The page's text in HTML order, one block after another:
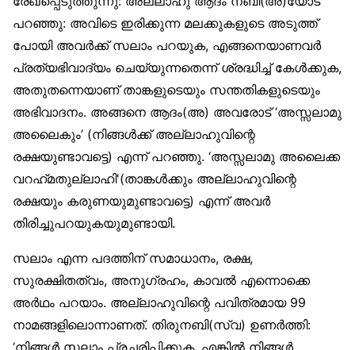
പറഞ്ഞു: അവിടെ ഇരിക്കുന്ന മലക്കുകളുടെ അടുത്ത്
പോയി അവർക്ക് സലാം പറയുക, എങ്ങനെയാണവർ
പ്രത്യഭിവാദ്യം ചെയ്യുന്നതെന്ന് ശ്രദ്ധിച്ച് കേൾക്കുക,
അതുതന്നെയാണ് താങ്കളുടെയും സന്തതികളുടെയും
അഭിവാദനം. അങ്ങനെ ആദം(അ) അവരോട് ‘അസ്സലാമു
അലൈകും’ (നിങ്ങൾക്ക് അല്ലാഹുവിന്റെ
രക്ഷയുണ്ടാവട്ടെ) എന്ന് പറഞ്ഞു. ‘അസ്സലാമു അലൈക്ക
വറഹ്‌മതുല്ലാഹി'(താങ്കൾക്കും അല്ലാഹുവിന്റെ
രക്ഷയും കരുണയുമുണ്ടാവട്ടെ) എന്ന് അവർ
തിരിച്ചുപറയുകയുമുണ്ടായി.
സലാം എന്ന പദത്തിന് സമാധാനം, രക്ഷ,
സുരക്ഷിതത്വം, അനുഗ്രഹം, കാവൽ എന്നൊക്കെ
അർഥം പറയാം. അല്ലാഹുവിന്റെ പവിത്രമായ 99
നാമങ്ങളിലൊന്നാണത്. തിരുനബി(സ്വ) ഉണർത്തി:
‘നിങ്ങൾ സലാം പ്രചരിപ്പിക്കുക, എങ്കിൽ നിങ്ങൾ